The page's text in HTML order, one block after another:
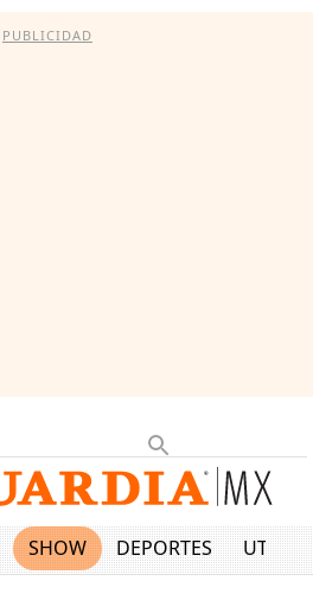
PUBLICIDAD
SHOW DEPORTES